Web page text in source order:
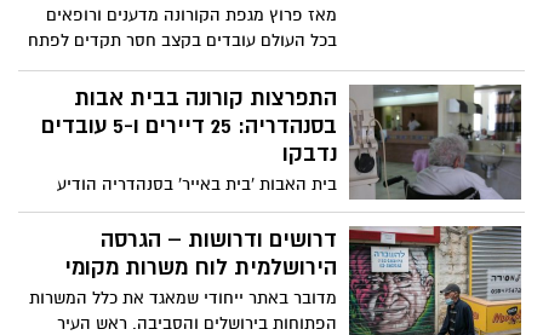
מאז פרוץ מגפת הקורונה מדענים ורופאים
בכל העולם עובדים בקצב חסר תקדים לפתח
חיסון והמאמץ הגדול, כך נראה, הגיע כעת
לישורת האחרונה. התגייסות העולם המדעי
הביאה למצב בו מספר רב של תכשירי חיסון
בחודשים הקרובים. ד"ר טל ברוש, מנהל
היחידה למחלות זיהומיות באסותא אשדוד
ומרכז הצוות לטיפול במגיפות ומזכיר הצוות
לחיסוני קורונה במשרד הבריאות, עושה סדר:
כל מה שחשוב לדעת על חיסונים נגד קורונה
התפרצות קורונה בבית אבות
בסנהדריה: 25 דיירים ו-5 עובדים
נדבקו
בית האבות 'בית באייר' בסנהדריה הודיע
למשפחות הדיירים כי אחד העובדים שנדבק
בקורונה גרם להתפשטות במוסד. "לצערנו
הרבה, הדבר לא בשליטתנו המלאה", כתב
דרושים ודרושות – הגרסה
הירושלמית לוח משרות מקומי
מדובר באתר ייחודי שמאגד את כלל המשרות
הפתוחות בירושלים והסביבה. ראש העיר